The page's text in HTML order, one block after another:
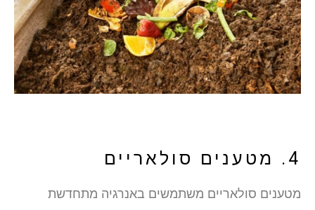
4. מטענים סולאריים
מטענים סולאריים משתמשים באנרגיה מתחדשת